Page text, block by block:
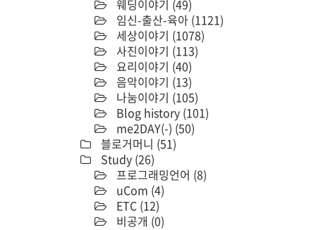
웨딩이야기 (49)
임신-출산-육아 (1121)
세상이야기 (1078)
사진이야기 (113)
요리이야기 (40)
음악이야기 (13)
나눔이야기 (105)
Blog history (101)
me2DAY(-) (50)
블로거머니 (51)
Study (26)
프로그래밍언어 (8)
uCom (4)
ETC (12)
비공개 (0)